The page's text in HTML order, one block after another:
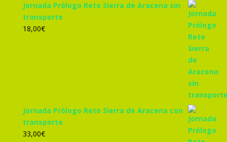
Jornada Prólogo Reto Sierra de Aracena sin
transporte
18,00€
Jornada Prólogo Reto Sierra de Aracena con
transporte
33,00€